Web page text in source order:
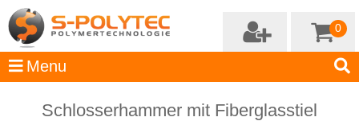
0
Schlosserhammer mit Fiberglasstiel